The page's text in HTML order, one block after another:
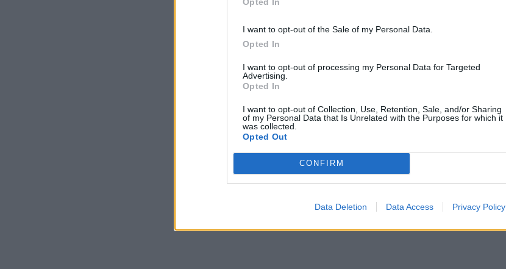
I want to opt-out of the Sale of my Personal Data.
Opted In
I want to opt-out of processing my Personal Data for Targeted
Advertising.
Opted In
I want to opt-out of Collection, Use, Retention, Sale, and/or Sharing
of my Personal Data that Is Unrelated with the Purposes for which it
was collected.
Opted Out
CONFIRM
Data Deletion Data Access Privacy Policy